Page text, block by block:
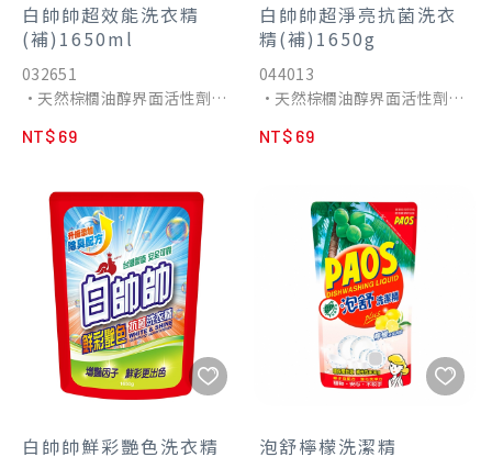
白帥帥超效能洗衣精
(補)1650ml
032651
•天然棕櫚油醇界面活性劑
•低泡沫配方，省水不殘留
NT$ 69
白帥帥超淨亮抗菌洗衣
精(補)1650g
044013
•天然棕櫚油醇界面活性劑
•低泡沫配方，省水不殘留
NT$ 69
白帥帥鮮彩艷色洗衣精
泡舒檸檬洗潔精